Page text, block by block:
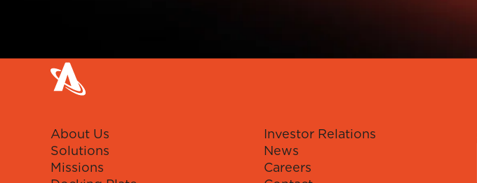
About Us
Solutions
Missions
Investor Relations
News
Careers